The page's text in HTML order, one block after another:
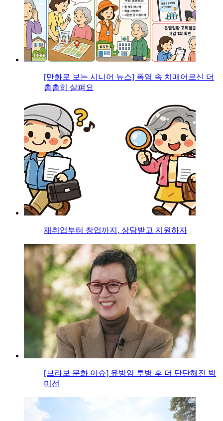
[만화로 보는 시니어 뉴스] 폭염 속 치매어르신 더
촘촘히 살펴요
재취업부터 창업까지, 상담받고 지원하자
[브라보 문화 이슈] 유방암 투병 후 더 단단해진 박
미선